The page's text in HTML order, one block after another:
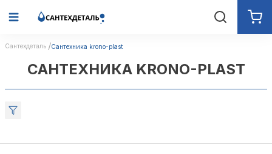
Сантехдеталь Сантехника krono-plast
САНТЕХНИКА KRONO-PLAST